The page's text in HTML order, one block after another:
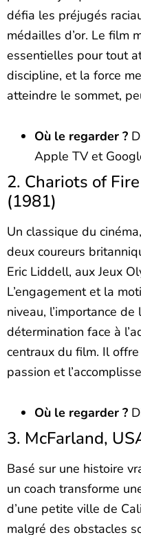
défia les préjugés
médailles d’or. Le film
essentielles pour tout
discipline, et la force
atteindre le sommet,
Où le regarder ?
Apple TV et
2. Chariots of
(1981)
Un classique du
deux coureurs
Eric Liddell, aux Jeux
L’engagement et la
niveau, l’importance
détermination face à
centraux du film. Il
passion et
Où le regarder ?
3. McFarland,
Basé sur une histoire
un coach transforme
d’une petite ville de
malgré des obstacles